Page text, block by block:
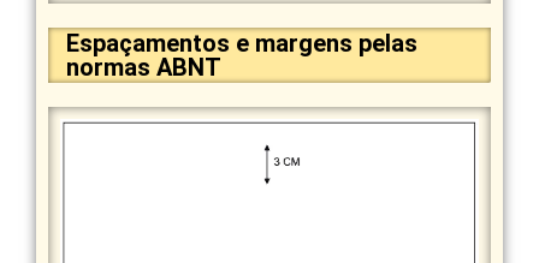
Espaçamentos e margens pelas
normas ABNT